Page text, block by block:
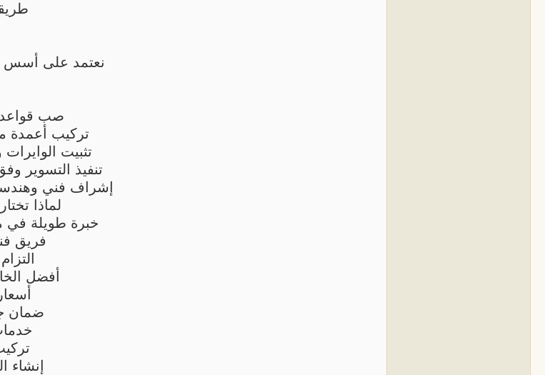
نعتمد على أسس
صب قواعد
تركيب أعمدة
تثبيت
تنفيذ التسوير
إشراف فني
لماذا
خبرة طويلة في
فريق
أفضل
ضمان
إنشاء